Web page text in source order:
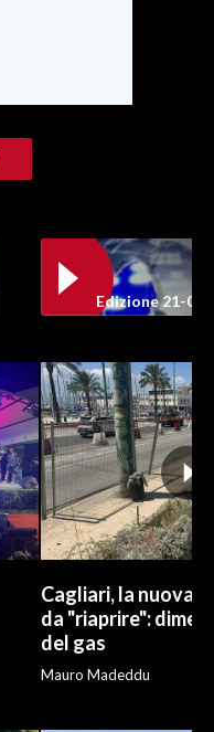
Edizione 21-05-
Cagliari, la nuova
da "riaprire":
del gas
Mauro Madeddu